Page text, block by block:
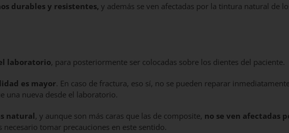
durables y resistentes, y además se ven afectadas por la tintura natural de
laboratorio, para posteriormente ser colocadas sobre los dientes del paciente.
es mayor. En caso de fractura, eso sí, no se pueden reparar
una nueva desde el laboratorio.
natural, y aunque son más caras que las de composite, no se ven afectadas
necesario tomar precauciones en este sentido.